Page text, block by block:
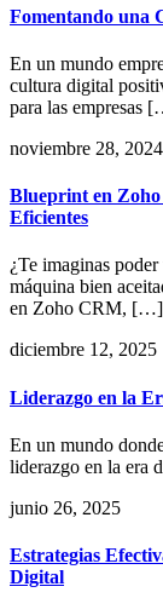
Fomentando una
En un mundo
cultura digital
para las empresas
noviembre 28, 2024
Blueprint en
Eficientes
¿Te imaginas
máquina bien
en Zoho CRM, […]
diciembre 12, 2025
Liderazgo en la
En un mundo
liderazgo en la era
junio 26, 2025
Estrategias
Digital